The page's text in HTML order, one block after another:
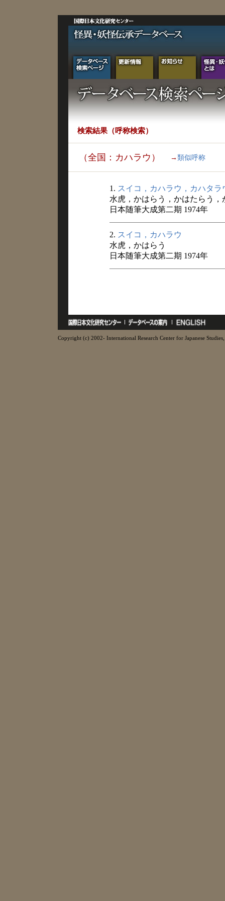
検索結果（呼称検索）
（全国：カハラウ） → 類似呼称
1. スイコ，カハラウ，カハタラ
水虎，かはらう，かはたらう，
日本随筆大成第二期 1974年
2. スイコ，カハラウ
水虎，かはらう
日本随筆大成第二期 1974年
Copyright (c) 2002- International Research Center for Japanese